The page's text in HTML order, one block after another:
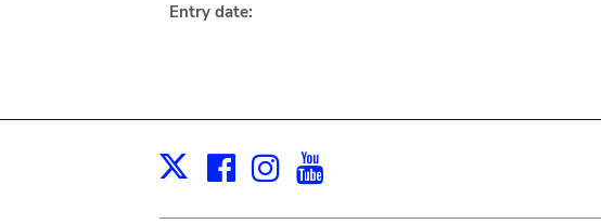
Entry date:
X Facebook
Instagram